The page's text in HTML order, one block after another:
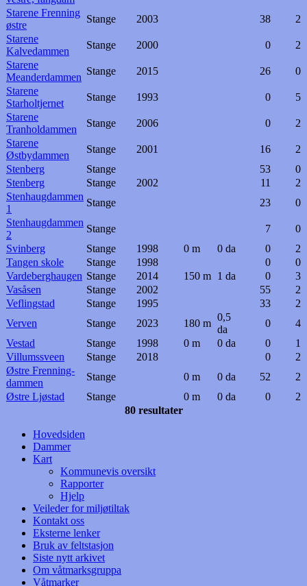
80 resultater
Starene Frenning
østre
Stange 2003 38
2
Starene
Kalvedammen
Stange 2000 0
2
Starene
Meanderdammen
Stange 2015 26
0
Starene
Starholtjernet
Stange 1993 0
5
Starene
Tranholdammen
Stange 2006 0
2
Starene
Østbydammen
Stange 2001 16
2
Stenberg
Stange 53
0
Stenberg
Stange 2002 11
2
Stenhaugdammen
1
Stange 23
0
Stenhaugdammen
2
Stange 7
0
Svinberg
Stange 1998 0 m 0 da 0
2
Tangen skole
Stange 1998 0
0
Vardeberghaugen Stange 2014 150 m 1 da 0
3
Vasåsen
Stange 2002 55
2
Veflingstad
Stange 1995 33
2
Verven
Stange 2023 180 m
0,5
da
0
4
Vestad
Stange 1998 0 m 0 da 0
1
Villumssveen
Stange 2018 0
2
Østre Frenning-
dammen
Stange 0 m 0 da 52
2
Østre Ljøstad
Stange 0 m 0 da 0 2
Hovedsiden
Dammer
Kart
Kommunevis oversikt
Rapporter
Hjelp
Veileder for miljøtiltak
Kontakt oss
Eksterne lenker
Bruk av feltstasjon
Siste nytt arkivet
Om våtmarksgruppa
Våtmarker